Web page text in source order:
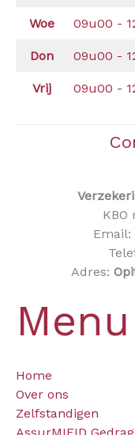
Woe 09u00 -
Don 09u00 -
Vrij 09u00 -
KBO
Email:
Adres:
Menu
Home
Over ons
Zelfstandigen